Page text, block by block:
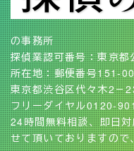
の事務所
探偵業認可番号：東京
所在地：郵便番号151-
東京都渋谷区代々木2－
フリーダイヤル0120-
24時間無料相談、即日
せて頂いておりますの